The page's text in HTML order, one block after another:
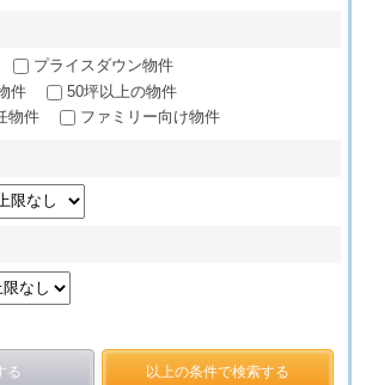
プライスダウン物件
件
50坪以上の物件
物件
ファミリー向け物件
る 以上の条件で検索する